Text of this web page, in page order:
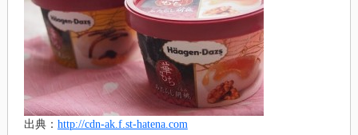
出典： http://cdn-ak.f.st-hatena.com